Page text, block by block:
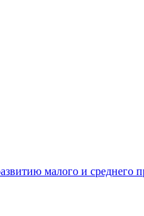
малого и среднего